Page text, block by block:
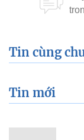
Tin cùng
Tin mới